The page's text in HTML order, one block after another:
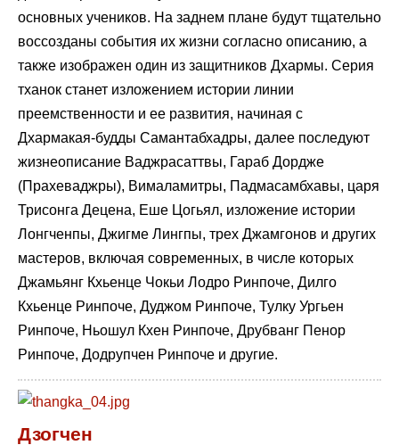
основных учеников. На заднем плане будут тщательно
воссозданы события их жизни согласно описанию, а
также изображен один из защитников Дхармы. Серия
тханок станет изложением истории линии
преемственности и ее развития, начиная с
Дхармакая-будды Самантабхадры, далее последуют
жизнеописание Ваджрасаттвы, Гараб Дордже
(Прахеваджры), Вималамитры, Падмасамбхавы, царя
Трисонга Децена, Еше Цогьял, изложение истории
Лонгченпы, Джигме Лингпы, трех Джамгонов и других
мастеров, включая современных, в числе которых
Джамьянг Кхьенце Чокьи Лодро Ринпоче, Дилго
Кхьенце Ринпоче, Дуджом Ринпоче, Тулку Ургьен
Ринпоче, Ньошул Кхен Ринпоче, Друбванг Пенор
Ринпоче, Додрупчен Ринпоче и другие.
Дзогчен